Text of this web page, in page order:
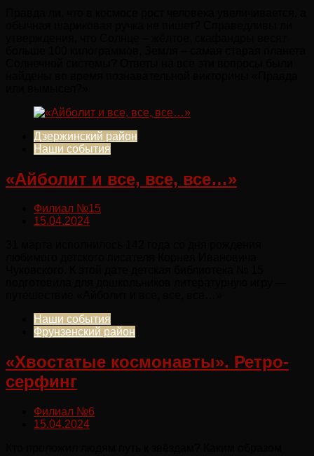
Дзержинский район
Наши события
«Айболит и все, все, все…»
Филиал №15
15.04.2024
Наши события
Фрунзенский район
«Хвостатые космонавты». Ретро-
серфинг
Филиал №6
15.04.2024